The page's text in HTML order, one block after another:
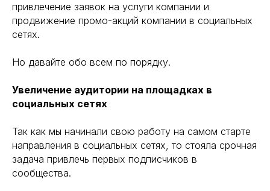
привлечение заявок на услуги компании и
продвижение промо-акций компании в социальных
сетях.
Но давайте обо всем по порядку.
Увеличение аудитории на площадках в
социальных сетях
Так как мы начинали свою работу на самом старте
направления в социальных сетях, то стояла срочная
задача привлечь первых подписчиков в
сообщества.